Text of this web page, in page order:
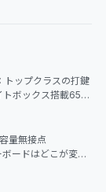
ップクラスの打鍵
ボックス搭載65%
量無接点
ードはどこが変わ